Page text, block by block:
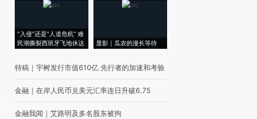
“入侵”还是“人道危机” 难
民潮撕裂西班牙飞地休达
显影｜瓜农的漫长等待
特稿 ｜ 宇树发行市值610亿 先行者的加速和考验
金融 ｜ 在岸人民币兑美元汇率连日升破6.75
金融我闻 ｜ 艾路明及多名股东被拘